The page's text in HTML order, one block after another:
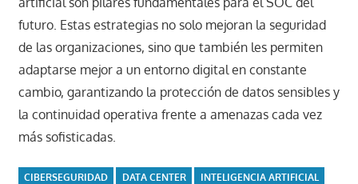
futuro. Estas estrategias no solo mejoran la seguridad
de las organizaciones, sino que también les permiten
adaptarse mejor a un entorno digital en constante
cambio, garantizando la protección de datos sensibles y
la continuidad operativa frente a amenazas cada vez
más sofisticadas.​
CIBERSEGURIDAD DATA CENTER INTELIGENCIA ARTIFICIAL